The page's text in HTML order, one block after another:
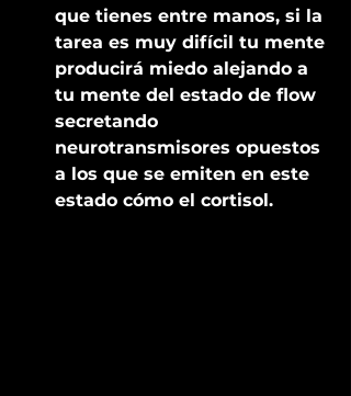
que tienes entre manos, si la
tarea es muy difícil tu mente
producirá miedo alejando a
tu mente del estado de flow
secretando
neurotransmisores opuestos
a los que se emiten en este
estado cómo el cortisol.